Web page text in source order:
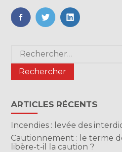
FaceBook
TwitterLinkedIn
Blog
sidebar
Rechercher :
ARTICLES RÉCENTS
Incendies : levée des
Cautionnement : le terme
libère-t-il la caution ?